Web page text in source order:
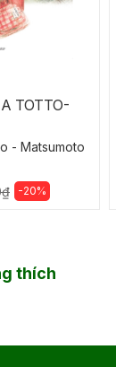
TOTTO-
- Matsumoto
-20%
thích